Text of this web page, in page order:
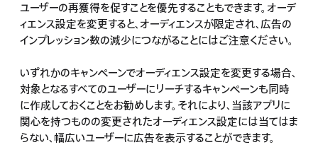
ユーザーの再獲得を促すことを優先することもできます。オーデ
ィエンス設定を変更すると、オーディエンスが限定され、広告の
インプレッション数の減少につながることにはご注意ください。
いずれかのキャンペーンでオーディエンス設定を変更する場合、
対象となるすべてのユーザーにリーチするキャンペーンも同時
に作成しておくことをお勧めします。それにより、当該アプリに
関心を持つものの変更されたオーディエンス設定には当てはま
らない、幅広いユーザーに広告を表示することができます。